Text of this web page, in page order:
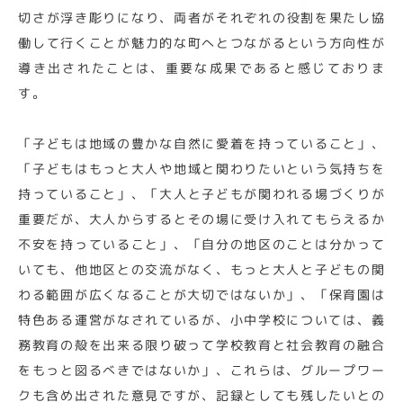
切さが浮き彫りになり、両者がそれぞれの役割を果たし協
働して行くことが魅力的な町へとつながるという方向性が
導き出されたことは、重要な成果であると感じておりま
す。
「子どもは地域の豊かな自然に愛着を持っていること」、
「子どもはもっと大人や地域と関わりたいという気持ちを
持っていること」、「大人と子どもが関われる場づくりが
重要だが、大人からするとその場に受け入れてもらえるか
不安を持っていること」、「自分の地区のことは分かって
いても、他地区との交流がなく、もっと大人と子どもの関
わる範囲が広くなることが大切ではないか」、「保育園は
特色ある運営がなされているが、小中学校については、義
務教育の殻を出来る限り破って学校教育と社会教育の融合
をもっと図るべきではないか」、これらは、グループワー
クも含め出された意見ですが、記録としても残したいとの